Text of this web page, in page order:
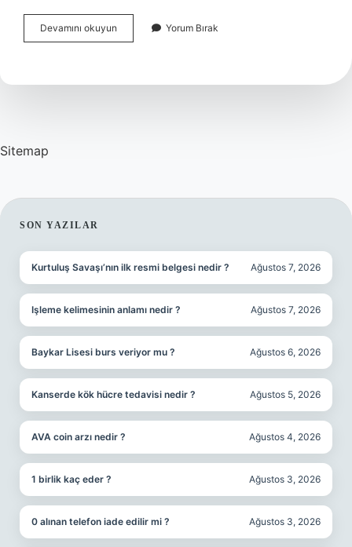
Devamını okuyun İStiridye
Mantarı
Mı
Yorum Bırak
Sitemap
SIDEBAR
SON YAZILAR
Kurtuluş Savaşı’nın ilk resmi belgesi nedir ? Ağustos 7, 2026
Işleme kelimesinin anlamı nedir ? Ağustos 7, 2026
Baykar Lisesi burs veriyor mu ? Ağustos 6, 2026
Kanserde kök hücre tedavisi nedir ? Ağustos 5, 2026
AVA coin arzı nedir ? Ağustos 4, 2026
1 birlik kaç eder ? Ağustos 3, 2026
0 alınan telefon iade edilir mi ? Ağustos 3, 2026